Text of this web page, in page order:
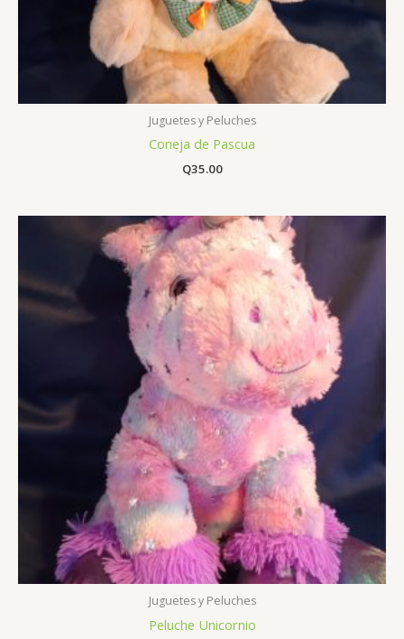
Juguetes y Peluches
Coneja de Pascua
Q35.00
Juguetes y Peluches
Peluche Unicornio